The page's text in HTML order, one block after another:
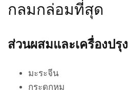
กลมกล่อมที่สุด
ส่วนผสมและเครื่องปรุง
มะระจีน
กระดูกหมู